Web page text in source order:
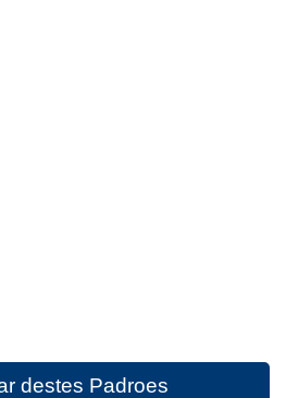
destes Padroes